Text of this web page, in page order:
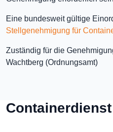
Eine bundesweit gültige
Stellgenehmigung für
Zuständig für die
Wachtberg (Ordnungsamt)